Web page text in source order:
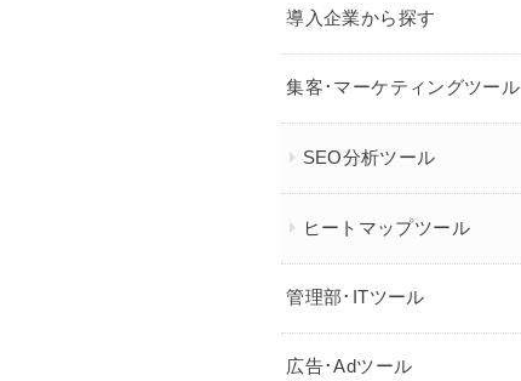
導入企業から探す
集客･マーケティングツール
SEO分析ツール
ヒートマップツール
管理部･ITツール
広告･Adツール